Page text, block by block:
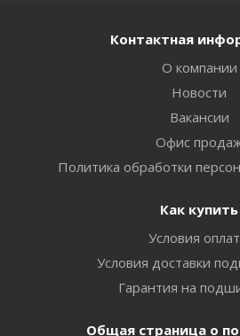
Контактная
О компании
Новости
Вакансии
Офис
Политика обработки
Как купить
Условия
Условия доставки
Гарантия на
Общая страница о